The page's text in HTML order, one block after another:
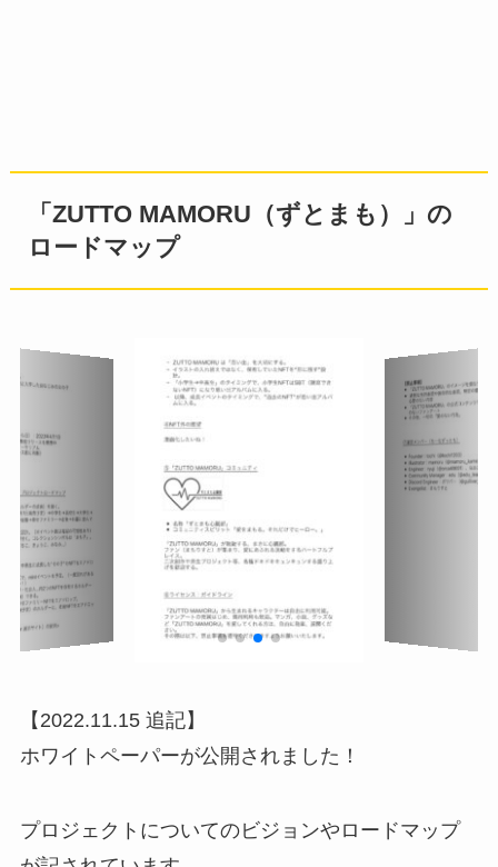
「ZUTTO MAMORU（ずとまも）」の
ロードマップ
【2022.11.15 追記】
ホワイトペーパーが公開されました！
プロジェクトについてのビジョンやロードマップ